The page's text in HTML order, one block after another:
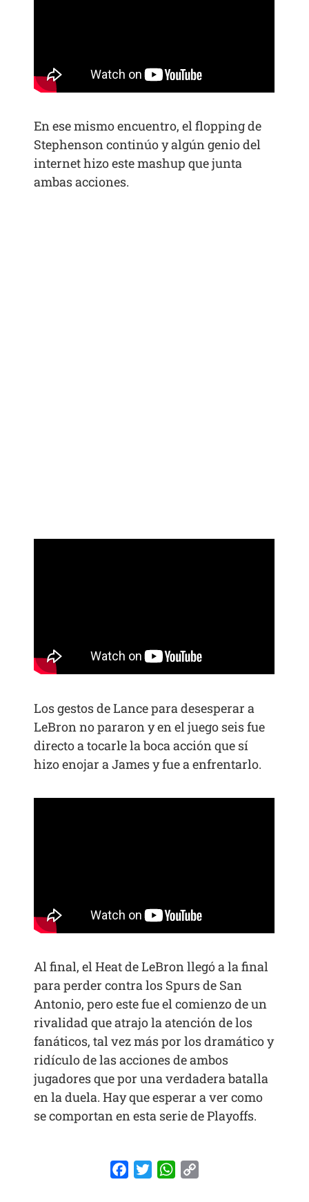
En ese mismo encuentro, el flopping de
Stephenson continúo y algún genio del
internet hizo este mashup que junta
ambas acciones.
Los gestos de Lance para desesperar a
LeBron no pararon y en el juego seis fue
directo a tocarle la boca acción que sí
hizo enojar a James y fue a enfrentarlo.
Al final, el Heat de LeBron llegó a la final
para perder contra los Spurs de San
Antonio, pero este fue el comienzo de un
rivalidad que atrajo la atención de los
fanáticos, tal vez más por los dramático y
ridículo de las acciones de ambos
jugadores que por una verdadera batalla
en la duela. Hay que esperar a ver como
se comportan en esta serie de Playoffs.
FacebookTwitterWhatsApp